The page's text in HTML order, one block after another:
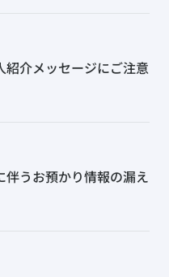
紹介メッセージにご注意
うお預かり情報の漏え